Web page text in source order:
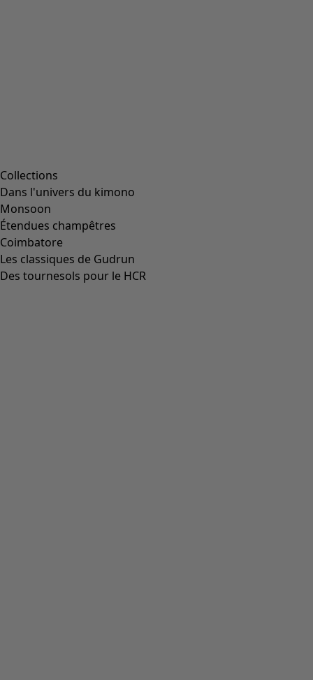
Collections
Dans l'univers du kimono
Monsoon
Étendues champêtres
Coimbatore
Les classiques de Gudrun
Des tournesols pour le HCR